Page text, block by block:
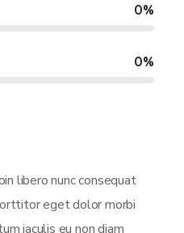
0%
0%
libero nunc consequat
eget dolor morbi
iaculis eu non diam